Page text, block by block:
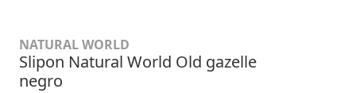
NATURAL WORLD
Slipon Natural World Old gazelle
negro